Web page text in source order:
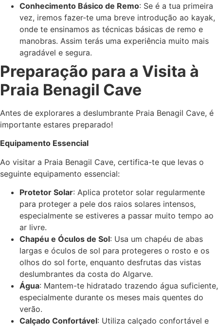
Conhecimento Básico de Remo: Se é a tua primeira
vez, iremos fazer-te uma breve introdução ao kayak,
onde te ensinamos as técnicas básicas de remo e
manobras. Assim terás uma experiência muito mais
agradável e segura.
Preparação para a Visita à
Praia Benagil Cave
Antes de explorares a deslumbrante Praia Benagil Cave, é
importante estares preparado!
Equipamento Essencial
Ao visitar a Praia Benagil Cave, certifica-te que levas o
seguinte equipamento essencial:
Protetor Solar: Aplica protetor solar regularmente
para proteger a pele dos raios solares intensos,
especialmente se estiveres a passar muito tempo ao
ar livre.
Chapéu e Óculos de Sol: Usa um chapéu de abas
largas e óculos de sol para protegeres o rosto e os
olhos do sol forte, enquanto desfrutas das vistas
deslumbrantes da costa do Algarve.
Água: Mantem-te hidratado trazendo água suficiente,
especialmente durante os meses mais quentes do
verão.
Calçado Confortável: Utiliza calçado confortável e